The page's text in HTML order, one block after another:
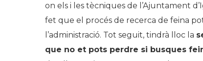
on els i les tècniques de l’Ajuntament
fet que el procés de recerca de feina
l’administració. Tot seguit, tindrà lloc la
que no et pots perdre si busques